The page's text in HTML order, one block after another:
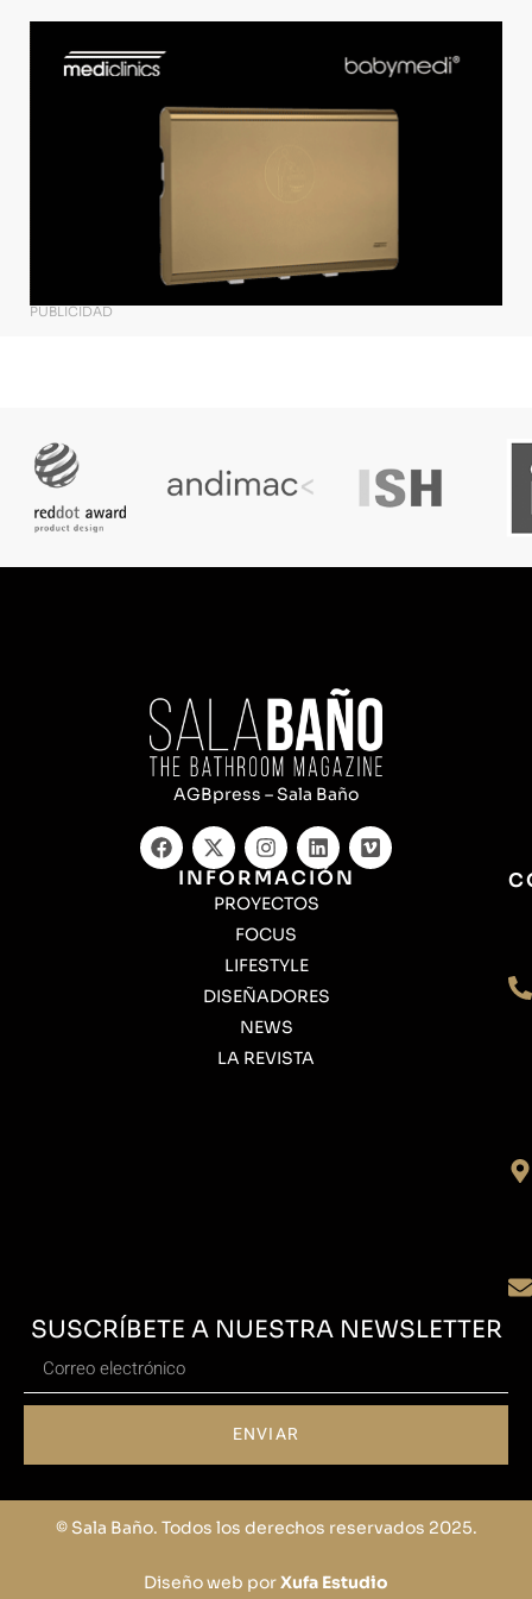
PUBLICIDAD
AGBpress – Sala Baño
INFORMACIÓN
PROYECTOS
FOCUS
LIFESTYLE
DISEÑADORES
NEWS
LA REVISTA
SUSCRÍBETE A NUESTRA NEWSLETTER
ENVIAR
© Sala Baño. Todos los derechos reservados 2025.
Diseño web porXufa Estudio